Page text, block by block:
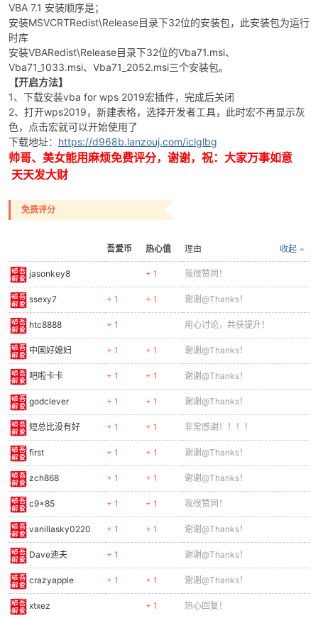
52
po
VBA 7.1 安装顺序是；
安装MSVCRTRedist\Release目录下32位的安装包，此安装包为运行
时库
安装VBARedist\Release目录下32位的Vba71.msi、
Vba71_1033.msi、Vba71_2052.msi三个安装包。
【开启方法】
1、下载安装vba for wps 2019宏插件，完成后关闭
2、打开wps2019，新建表格，选择开发者工具，此时宏不再显示灰
色，点击宏就可以开始使用了
下载地址： https://d968b.lanzouj.com/iclglbg
帅哥、美女能用麻烦免费评分，谢谢，祝：大家万事如意
天天发大财
免费评分
吾爱币 热心值 收起
理由
jasonkey8 + 1 我很赞同！
ssexy7 + 1 + 1 谢谢@Thanks！
htc8888 + 1 用心讨论，共获提升！
中国好媳妇 + 1 + 1 谢谢@Thanks！
吧啦卡卡 + 1 + 1 谢谢@Thanks！
godclever + 1 + 1 谢谢@Thanks！
短总比没有好 + 1 + 1 非常感谢！！！！
first + 1 + 1 谢谢@Thanks！
zch868 + 1 + 1 谢谢@Thanks！
c9x85 + 1 + 1 我很赞同！
vanillasky0220 + 1 + 1 谢谢@Thanks！
Dave迪夫 + 1 谢谢@Thanks！
crazyapple + 1 + 1 谢谢@Thanks！
xtxez + 1 热心回复！